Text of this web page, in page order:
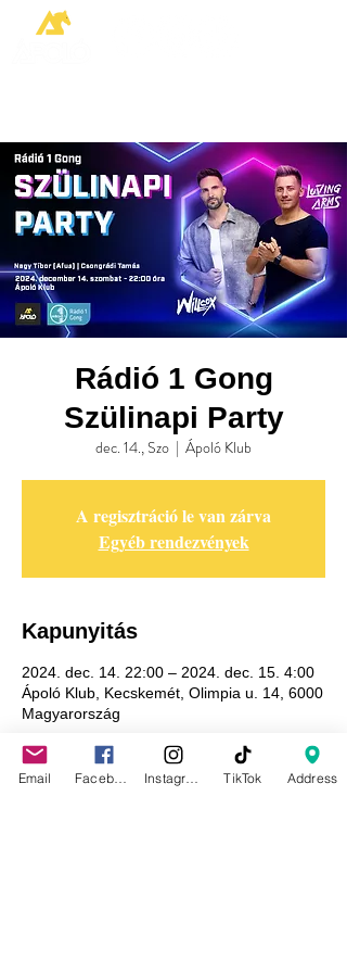
Rádió 1 Gong
Szülinapi Party
dec. 14., Szo
  |
Ápoló Klub
A regisztráció le van zárva
Egyéb rendezvények
Kapunyitás
2024. dec. 14. 22:00 – 2024. dec. 15. 4:00
Ápoló Klub, Kecskemét, Olimpia u. 14, 6000
Magyarország
Email TikTok Address